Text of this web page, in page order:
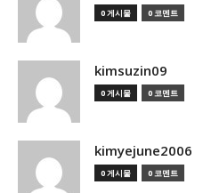
0 게시물 0 코멘트
kimsuzin09
0 게시물 0 코멘트
kimyejune2006
0 게시물 0 코멘트